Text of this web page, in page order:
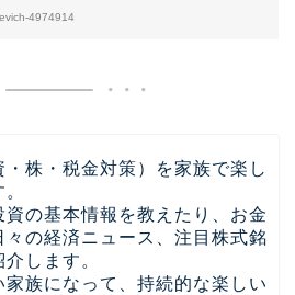
4974914
株・税金対策）を家族で楽し
の基本情報を教えたり、お金
の経済ニュース、注目株式銘
します。
族になって、持続的な楽しい